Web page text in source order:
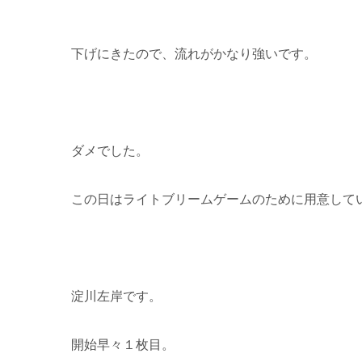
下げにきたので、流れがかなり強いです。
ダメでした。
この日はライトブリームゲームのために用意して
淀川左岸です。
開始早々１枚目。